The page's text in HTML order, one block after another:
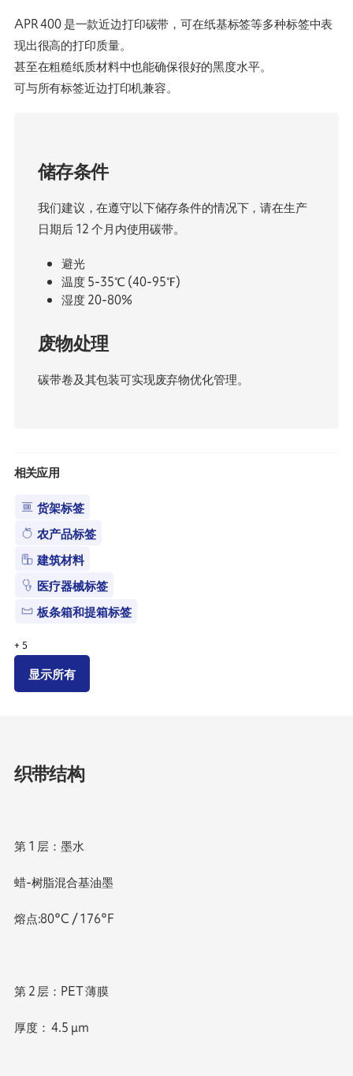
APR 400 是一款近边打印碳带，可在纸基标签等多种标签中表
现出很高的打印质量。
甚至在粗糙纸质材料中也能确保很好的黑度水平。
可与所有标签近边打印机兼容。
储存条件
我们建议，在遵守以下储存条件的情况下，请在生产
日期后 12 个月内使用碳带。
避光
温度 5-35℃ (40-95℉)
湿度 20-80%
废物处理
碳带卷及其包装可实现废弃物优化管理。
相关应用
货架标签
农产品标签
建筑材料
医疗器械标签
板条箱和提箱标签
+ 5
显示所有
织带结构
第 1 层：墨水
蜡-树脂混合基油墨
熔点:80°C / 176°F
第 2 层：PET 薄膜
厚度： 4.5 μm